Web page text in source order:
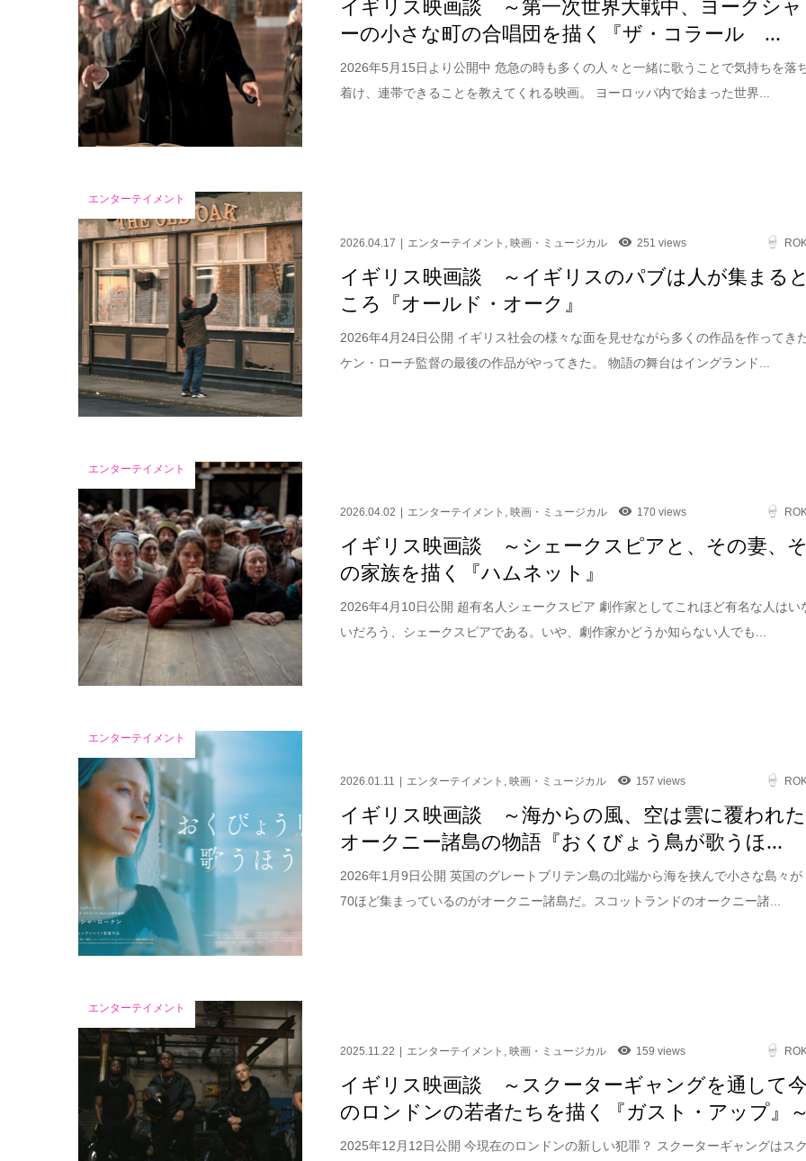
イギリス映画談 ～第一次世界大戦中、ヨークシャ
ーの小さな町の合唱団を描く『ザ・コラール ...
2026年5月15日より公開中 危急の時も多くの人々と一緒に歌うことで気持ちを落
着け、連帯できることを教えてくれる映画。 ヨーロッパ内で始まった世界...
エンターテイメント
2026.04.17 エンターテイメント ,映画・ミュージカル 251 views
イギリス映画談 ～イギリスのパブは人が集まると
ころ『オールド・オーク』
2026年4月24日公開 イギリス社会の様々な面を見せながら多くの作品を作ってき
ケン・ローチ監督の最後の作品がやってきた。 物語の舞台はイングランド...
エンターテイメント
2026.04.02 エンターテイメント , 映画・ミュージカル 170 views
イギリス映画談 ～シェークスピアと、その妻、そ
の家族を描く『ハムネット』
2026年4月10日公開 超有名人シェークスピア 劇作家としてこれほど有名な人はい
いだろう、シェークスピアである。いや、劇作家かどうか知らない人でも...
エンターテイメント
2026.01.11 エンターテイメント , 映画・ミュージカル 157 views
イギリス映画談 ～海からの風、空は雲に覆われた
オークニー諸島の物語『おくびょう鳥が歌うほ...
2026年1月9日公開 英国のグレートブリテン島の北端から海を挟んで小さな島々が
70ほど集まっているのがオークニー諸島だ。スコットランドのオークニー諸...
エンターテイメント
2025.11.22 エンターテイメント ,映画・ミュージカル 159 views
イギリス映画談 ～スクーターギャングを通して今
のロンドンの若者たちを描く『ガスト・アップ』～
2025年12月12日公開 今現在のロンドンの新しい犯罪？ スクーターギャングはスク